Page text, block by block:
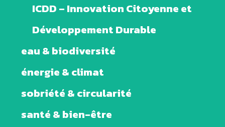
ICDD – Innovation Citoyenne et
Développement Durable
eau & biodiversité
énergie & climat
sobriété & circularité
santé & bien-être